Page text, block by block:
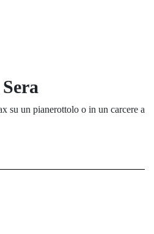
su un pianerottolo o in un carcere a